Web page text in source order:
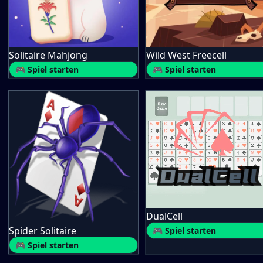
Solitaire Mahjong
🎮 Spiel starten
Wild West Freecell
🎮 Spiel starten
Spider Solitaire
🎮 Spiel starten
DualCell
🎮 Spiel starten